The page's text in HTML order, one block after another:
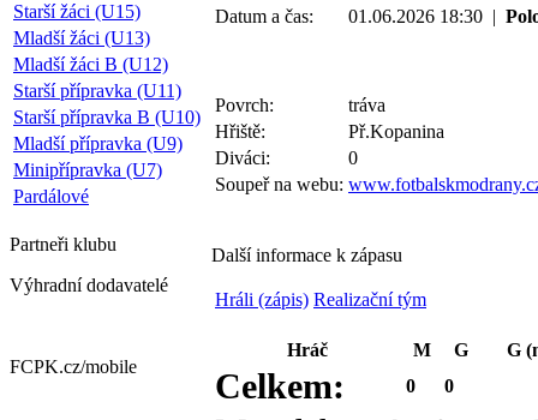
Starší žáci (U15)
Mladší žáci (U13)
Mladší žáci B (U12)
Starší přípravka (U11)
Starší přípravka B (U10)
Mladší přípravka (U9)
Minipřípravka (U7)
Pardálové
Partneři klubu
Výhradní dodavatelé
FCPK.cz/mobile
Datum a čas: 01.06.2026 18:30 |
Povrch:
tráva
Hřiště:
Př.Kopanina
Diváci:
0
Soupeř na webu:
Další informace k zápasu
Hráli (zápis) Realizační tým
Hráč M G G
Celkem: 0 0